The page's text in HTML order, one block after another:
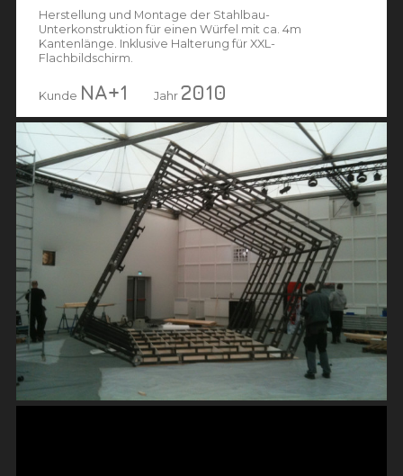
Herstellung und Montage der Stahlbau-
Unterkonstruktion für einen Würfel mit ca. 4m
Kantenlänge. Inklusive Halterung für XXL-
Flachbildschirm.
Kunde NA+1 Jahr 2010